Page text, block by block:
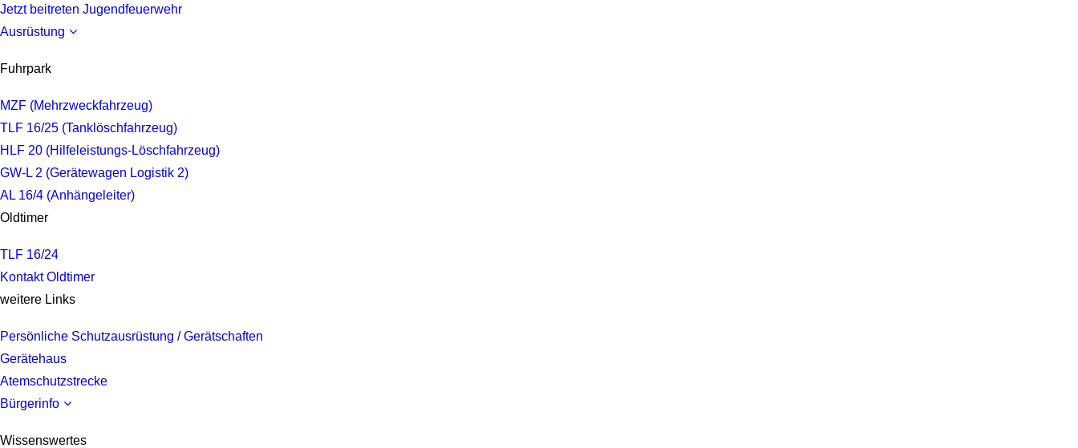
Jetzt beitreten Jugendfeuerwehr
Ausrüstung
Fuhrpark
MZF (Mehrzweckfahrzeug)
TLF 16/25 (Tanklöschfahrzeug)
HLF 20 (Hilfeleistungs-Löschfahrzeug)
GW-L 2 (Gerätewagen Logistik 2)
AL 16/4 (Anhängeleiter)
Oldtimer
TLF 16/24
Kontakt Oldtimer
weitere Links
Persönliche Schutzausrüstung / Gerätschaften
Gerätehaus
Atemschutzstrecke
Bürgerinfo
Wissenswertes